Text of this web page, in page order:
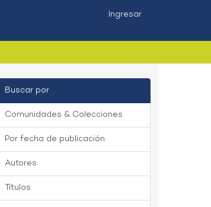
Ingresar
Buscar por
Comunidades & Colecciones
Por fecha de publicación
Autores
Títulos